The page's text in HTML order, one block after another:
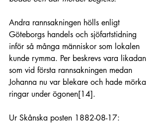
Andra rannsakningen hölls enligt
Göteborgs handels och sjöfartstidning
inför så många människor som lokalen
kunde rymma. Per beskrevs vara likadan
som vid första rannsakningen medan
Johanna nu var blekare och hade mörka
ringar under ögonen[14].
Ur Skånska posten 1882-08-17: